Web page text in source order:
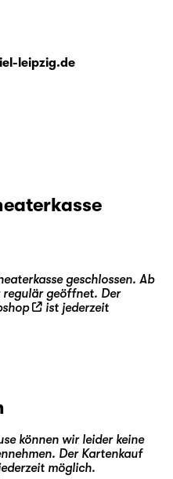
leipzig.de
geschlossen. Ab
regulär geöffnet. Der
ist jederzeit
können wir leider keine
Der Kartenkauf
möglich.